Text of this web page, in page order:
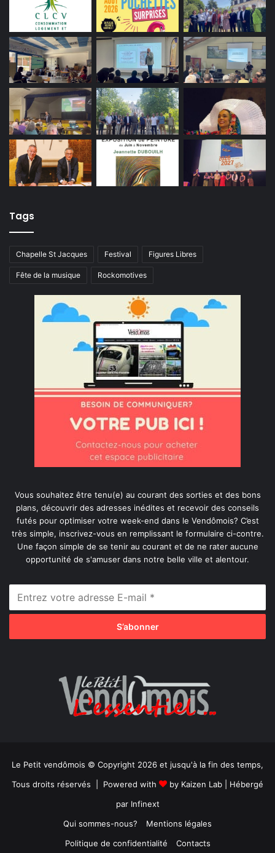
Tags
Chapelle St Jacques Festival Figures Libres
Fête de la musique Rockomotives
Vous souhaitez être tenu(e) au courant des sorties et des bons
plans, découvrir des adresses inédites et recevoir des conseils
futés pour optimiser votre week-end dans le Vendômois? C’est
très simple, inscrivez-vous en remplissant le formulaire ci-contre.
Une façon simple de se tenir au courant et de ne rater aucune
opportunité de s'amuser dans notre belle ville et alentour.
Le Petit vendômois © Copyright 2026 et jusqu'à la fin des temps,
Tous droits réservés | Powered with
by Kaizen Lab | Hébergé
par Infinext
Qui sommes-nous?
Mentions légales
Politique de confidentialité
Contacts